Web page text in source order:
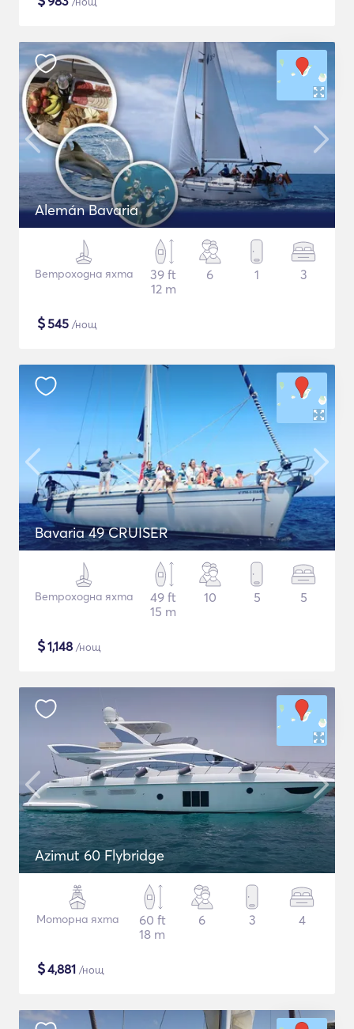
Alemán Bavaria
Ветроходна яхта
39 ft
12 m
6 1 3
$545 /нощ
Bavaria 49 CRUISER
Ветроходна яхта
49 ft
15 m
10 5 5
$1,148 /нощ
Azimut 60 Flybridge
Моторна яхта
60 ft
18 m
6 3 4
$4,881 /нощ